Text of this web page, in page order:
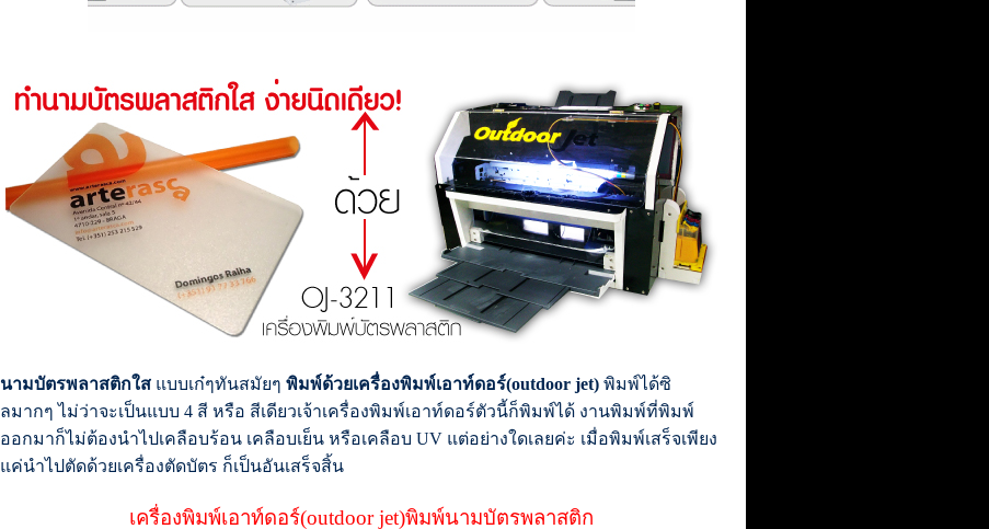
นามบัตรพลาสติกใสแบบเก๋ๆทันสมัยๆ พิมพ์ด้วยเครื่องพิมพ์เอาท์ดอร์(outdoor jet) พิมพ์ได้ซิ
ลมากๆ ไม่ว่าจะเป็นแบบ 4 สี หรือ สีเดียวเจ้าเครื่องพิมพ์เอาท์ดอร์ตัวนี้ก็พิมพ์ได้ งานพิมพ์ที่พิมพ์
ออกมาก็ไม่ต้องนำไปเคลือบร้อน เคลือบเย็น หรือเคลือบ UV แต่อย่างใดเลยค่ะ เมื่อพิมพ์เสร็จเพียง
แค่นำไปตัดด้วยเครื่องตัดบัตร ก็เป็นอันเสร็จสิ้น
เครื่องพิมพ์เอาท์ดอร์(outdoor jet)พิมพ์นามบัตรพลาสติก